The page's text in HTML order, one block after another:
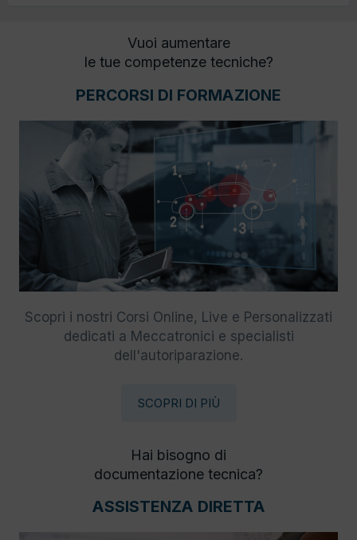
Vuoi aumentare
le tue competenze tecniche?
PERCORSI DI FORMAZIONE
Scopri i nostri Corsi Online, Live e Personalizzati
dedicati a Meccatronici e specialisti
dell'autoriparazione.
SCOPRI DI PIÙ
Hai bisogno di
documentazione tecnica?
ASSISTENZA DIRETTA